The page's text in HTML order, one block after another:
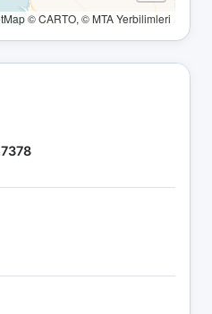
© CARTO, © MTA Yerbilimleri